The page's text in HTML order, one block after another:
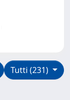
Tutti (231)